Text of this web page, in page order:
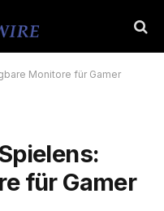
Monitore für Gamer
für Gamer